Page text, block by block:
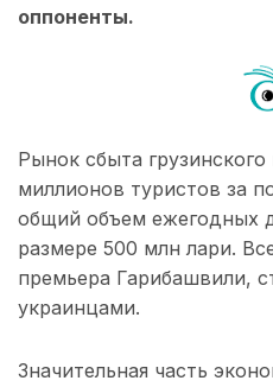
оппоненты.
Рынок сбыта
миллионов туристов за
общий объем ежегодных
размере 500 млн лари.
премьера Гарибашвили,
украинцами.
Значительная часть